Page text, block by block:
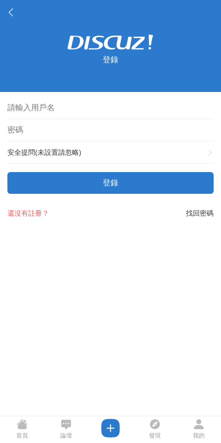
登錄
安全提問(未設置請忽略)
登錄
找回密碼
還沒有註冊？
首頁 論壇 發現 我的